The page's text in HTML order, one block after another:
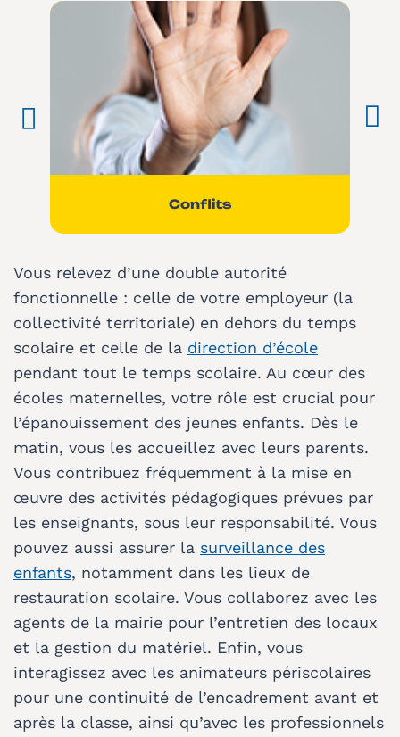
Conflits
Vous relevez d’une double autorité
fonctionnelle : celle de votre employeur (la
collectivité territoriale) en dehors du temps
scolaire et celle de la direction d’école
pendant tout le temps scolaire. Au cœur des
écoles maternelles, votre rôle est crucial pour
l’épanouissement des jeunes enfants. Dès le
matin, vous les accueillez avec leurs parents.
Vous contribuez fréquemment à la mise en
œuvre des activités pédagogiques prévues par
les enseignants, sous leur responsabilité. Vous
pouvez aussi assurer la surveillance des
enfants, notamment dans les lieux de
restauration scolaire. Vous collaborez avec les
agents de la mairie pour l’entretien des locaux
et la gestion du matériel. Enfin, vous
interagissez avec les animateurs périscolaires
pour une continuité de l’encadrement avant et
après la classe, ainsi qu’avec les professionnels